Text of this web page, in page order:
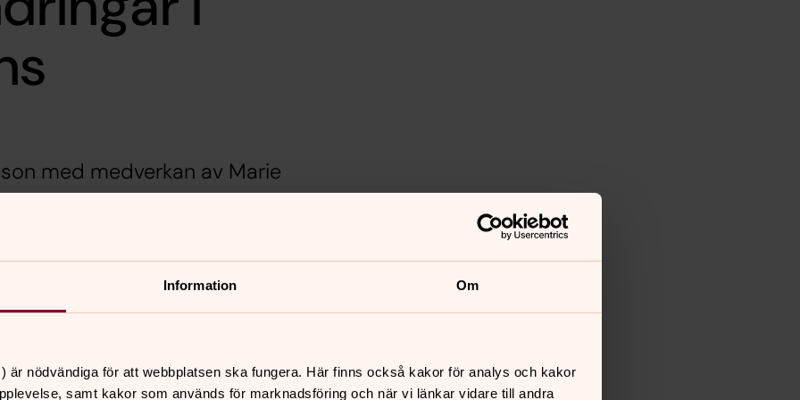
Information Om
är nödvändiga för att webbplatsen ska fungera. Här finns också kakor för analys och kakor
samt kakor som används för marknadsföring och när vi länkar vidare till andra
med medverkan av Marie
medlemmar
kyrkoutträden
lägre nivå.
i
kring